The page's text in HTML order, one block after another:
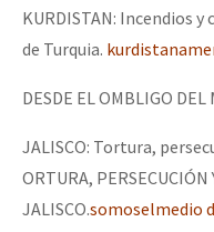
Semillero Guerra contra
la naturaleza bajo asedio)
KURDISTAN: Incendios
de Turquia.
DESDE EL OMBLIGO DEL
JALISCO: Tortura,
ORTURA,
JALISCO.somoselmedio